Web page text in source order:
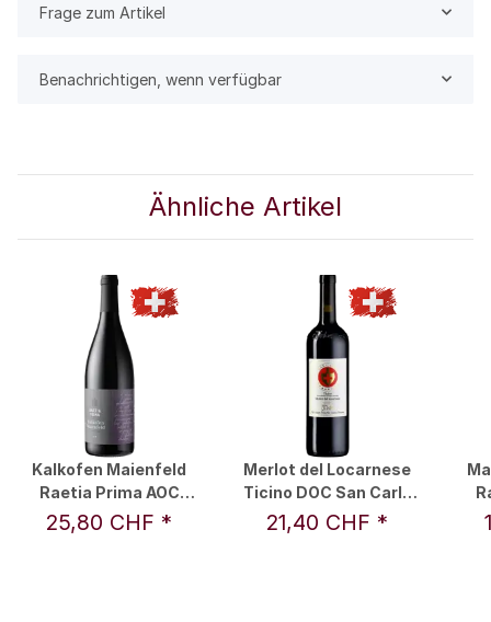
Frage zum Artikel
Benachrichtigen, wenn verfügbar
Ähnliche Artikel
Kalkofen Maienfeld
Raetia Prima AOC
Graubünden 2022 0,75
l - Raetia Prima in
25,80 CHF *
Merlot del Locarnese
Ticino DOC San Carlo
2022 0,75 l - Vini &
Distillati Angelo Delea
21,40 CHF *